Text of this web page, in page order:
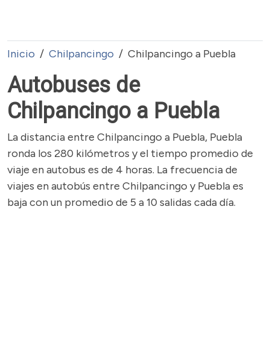
Inicio Chilpancingo Chilpancingo a Puebla
Autobuses de
Chilpancingo a Puebla
La distancia entre Chilpancingo a Puebla, Puebla
ronda los 280 kilómetros y el tiempo promedio de
viaje en autobus es de 4 horas. La frecuencia de
viajes en autobús entre Chilpancingo y Puebla es
baja con un promedio de 5 a 10 salidas cada día.